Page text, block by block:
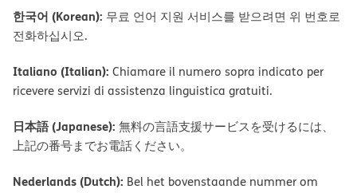
한국어 (Korean): 무료 언어 지원 서비스를 받으려면 위 번호로
전화하십시오.
Italiano (Italian): Chiamare il numero sopra indicato per
ricevere servizi di assistenza linguistica gratuiti.
日本語 (Japanese): 無料の言語支援サービスを受けるには、
上記の番号までお電話ください。
Nederlands (Dutch): Bel het bovenstaande nummer om